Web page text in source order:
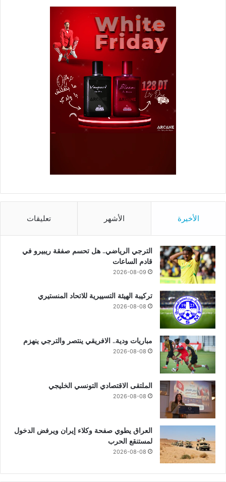
الأخيرة الأشهر تعليقات
الترجي الرياضي.. هل تحسم صفقة ريبيرو في
قادم الساعات
2026-08-09
تركيبة الهيئة التسييرية للاتحاد المنستيري
2026-08-08
مباريات ودية.. الافريقي ينتصر والترجي ينهزم
2026-08-08
الملتقى الاقتصادي التونسي الخليجي
2026-08-08
العراق يطوي صفحة وكلاء إيران ويرفض الدخول
لمستنقع الحرب
2026-08-08